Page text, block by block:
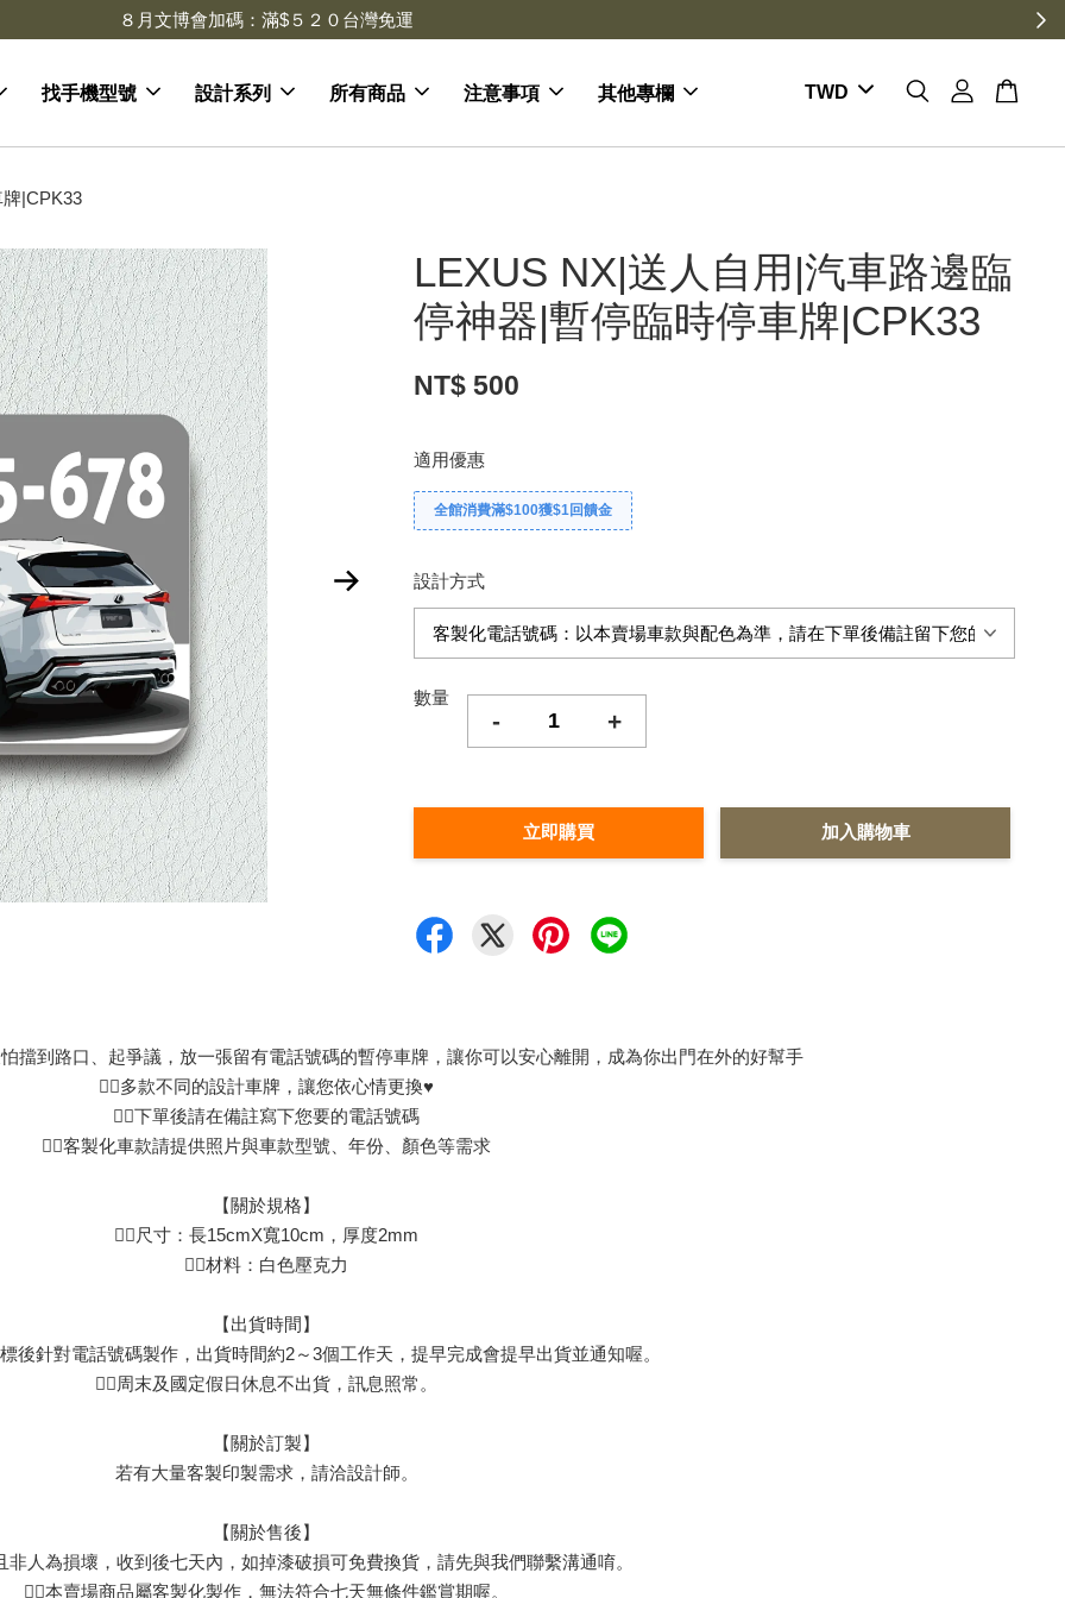
８月文博會加碼：滿$５２０台灣免運
找手機型號 設計系列 所有商品 注意事項 其他專欄
|CPK33
LEXUS NX|送人自用|汽車路邊臨
停神器|暫停臨時停車牌|CPK33
NT$ 500
適用優惠
全館消費滿$100獲$1回饋金
設計方式
數量
- +
立即購買 加入購物車
怕擋到路口、起爭議，放一張留有電話號碼的暫停車牌，讓你可以安心離開，成為你出門在外的好幫手
👉🏻多款不同的設計車牌，讓您依心情更換♥
👉🏻下單後請在備註寫下您要的電話號碼
👉🏻客製化車款請提供照片與車款型號、年份、顏色等需求
【關於規格】
👉🏻尺寸：長15cmX寬10cm，厚度2mm
👉🏻材料：白色壓克力
【出貨時間】
標後針對電話號碼製作，出貨時間約2～3個工作天，提早完成會提早出貨並通知喔。
👉🏻周末及國定假日休息不出貨，訊息照常。
【關於訂製】
若有大量客製印製需求，請洽設計師。
【關於售後】
非人為損壞，收到後七天內，如掉漆破損可免費換貨，請先與我們聯繫溝通唷。
👉🏻本賣場商品屬客製化製作，無法符合七天無條件鑑賞期喔。